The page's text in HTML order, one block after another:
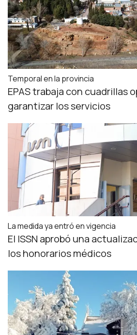
Temporal en la provincia
EPAS trabaja con cuadrillas
garantizar los servicios
La medida ya entró en vigencia
El ISSN aprobó una
los honorarios médicos